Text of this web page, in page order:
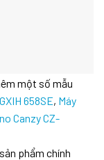
một số mẫu
658SE, Máy
Canzy CZ-
phẩm chính